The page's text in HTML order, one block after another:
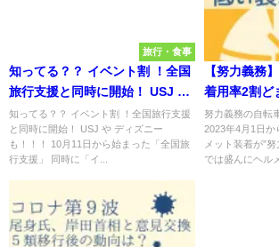
旅行・食事
知ってる？？ イベント割 ！全国
旅行支援と同時に開始！ USJ や
ディズニーも！！！
知ってる？？ イベント割 ！全国旅行支援
と同時に開始！ USJ や ディズニー
も！！！ 10月11日から始まった「全国旅
行支援」 同時に「イ...
【努力義務
着用率2割ど
用がネック
努力義務の自転
2023年4月1日か
メット装着が”
では盛んにヘル